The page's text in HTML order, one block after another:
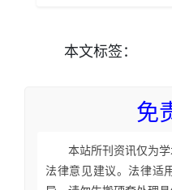
本文标签：
免
本站所刊资讯仅为
法律意见建议。法律适